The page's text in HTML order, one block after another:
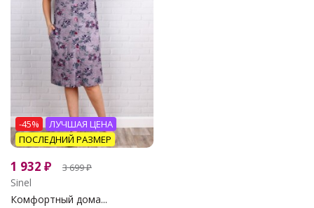
-45%
ЛУЧШАЯ ЦЕНА
ПОСЛЕДНИЙ РАЗМЕР
1 932 ₽ 3 699₽
Sinel
Комфортный дома...